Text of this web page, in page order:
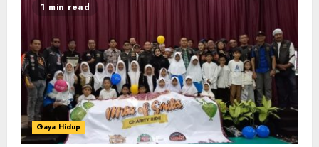
1 min read
Gaya Hidup